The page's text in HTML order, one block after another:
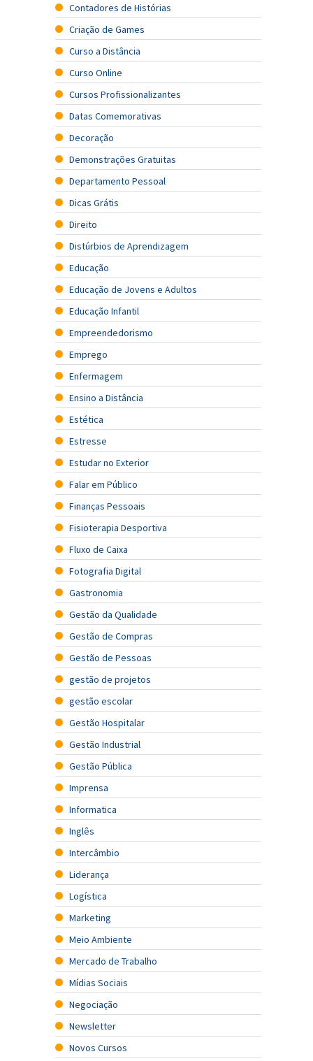
Contadores de Histórias
Criação de Games
Curso a Distância
Curso Online
Cursos Profissionalizantes
Datas Comemorativas
Decoração
Demonstrações Gratuitas
Departamento Pessoal
Dicas Grátis
Direito
Distúrbios de Aprendizagem
Educação
Educação de Jovens e Adultos
Educação Infantil
Empreendedorismo
Emprego
Enfermagem
Ensino a Distância
Estética
Estresse
Estudar no Exterior
Falar em Público
Finanças Pessoais
Fisioterapia Desportiva
Fluxo de Caixa
Fotografia Digital
Gastronomia
Gestão da Qualidade
Gestão de Compras
Gestão de Pessoas
gestão de projetos
gestão escolar
Gestão Hospitalar
Gestão Industrial
Gestão Pública
Imprensa
Informatica
Inglês
Intercâmbio
Liderança
Logística
Marketing
Meio Ambiente
Mercado de Trabalho
Mídias Sociais
Negociação
Newsletter
Novos Cursos